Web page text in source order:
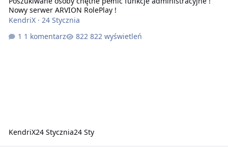
Nowy serwer ARVION RolePlay !
KendriX· 24 Stycznia
1 komentarz
822 wyświetleń
KendriX24 Stycznia24 Sty